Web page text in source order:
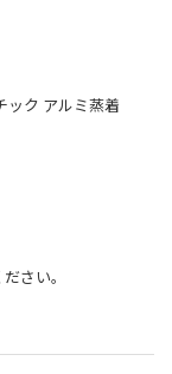
ック アルミ蒸着
さい。